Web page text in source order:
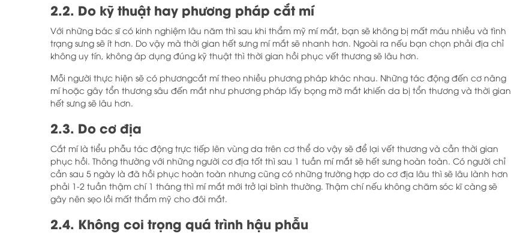
2.2. Do kỹ thuật hay phương pháp cắt mí
Với những bác sĩ có kinh nghiệm lâu năm thì sau khi thẩm mỹ mí mắt, bạn sẽ không bị mất máu nhiều và tình
trạng sưng sẽ ít hơn. Do vậy mà thời gian hết sưng mí mắt sẽ nhanh hơn. Ngoài ra nếu bạn chọn phải địa chỉ
không uy tín, không áp dụng đúng kỹ thuật thì thời gian hồi phục vết thương sẽ lâu hơn.
Mỗi người thực hiện sẽ có phươngcắt mí theo nhiều phương pháp khác nhau. Những tác động đến cơ nâng
mí hoặc gây tổn thương sâu đến mắt như phương pháp lấy bọng mỡ mắt khiến da bị tổn thương và thời gian
hết sưng sẽ lâu hơn.
2.3. Do cơ địa
Cắt mí là tiểu phẫu tác động trực tiếp lên vùng da trên cơ thể do vậy sẽ để lại vết thương và cần thời gian
phục hồi. Thông thường với những người cơ địa tốt thì sau 1 tuần mí mắt sẽ hết sưng hoàn toàn. Có người chỉ
cần sau 5 ngày là đã hồi phục hoàn toàn nhưng cũng có những trường hợp do cơ địa lâu thì sẽ lâu lành hơn
phải 1-2 tuần thậm chí 1 tháng thì mí mắt mới trở lại bình thường. Thậm chí nếu không chăm sóc kĩ càng sẽ
gây nên sẹo lồi mất thẩm mỹ cho đôi mắt.
2.4. Không coi trọng quá trình hậu phẫu